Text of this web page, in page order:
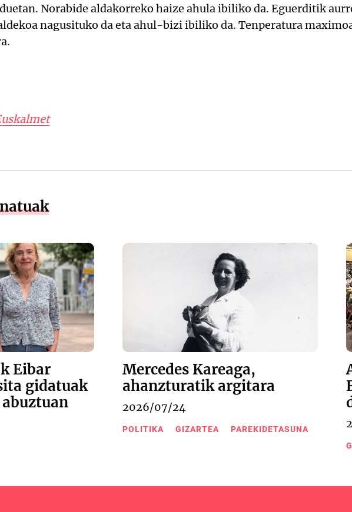
Norabide aldakorreko haize ahula ibiliko da. Eguerditik
nagusituko da eta ahul-bizi ibiliko da. Tenperatura
Eibar
gidatuak
Mercedes Kareaga,
ahanzturatik argitara
2026/07/24
POLITIKA GIZARTEA PAREKIDETASUNA